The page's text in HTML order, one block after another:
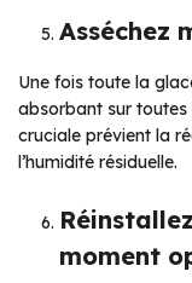
Asséchez
Une fois toute la
absorbant sur toutes
cruciale prévient la
l’humidité résiduelle.
moment